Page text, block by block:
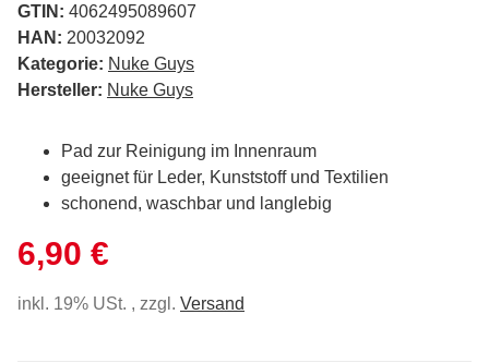
GTIN: 4062495089607
HAN: 20032092
Kategorie: Nuke Guys
Hersteller: Nuke Guys
Pad zur Reinigung im Innenraum
geeignet für Leder, Kunststoff und Textilien
schonend, waschbar und langlebig
6,90 €
inkl. 19% USt. , zzgl. Versand